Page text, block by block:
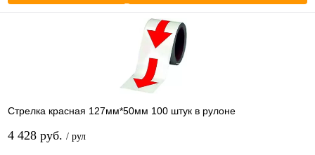
Стрелка красная 127мм*50мм 100 штук в рулоне
4 428 руб. / рул